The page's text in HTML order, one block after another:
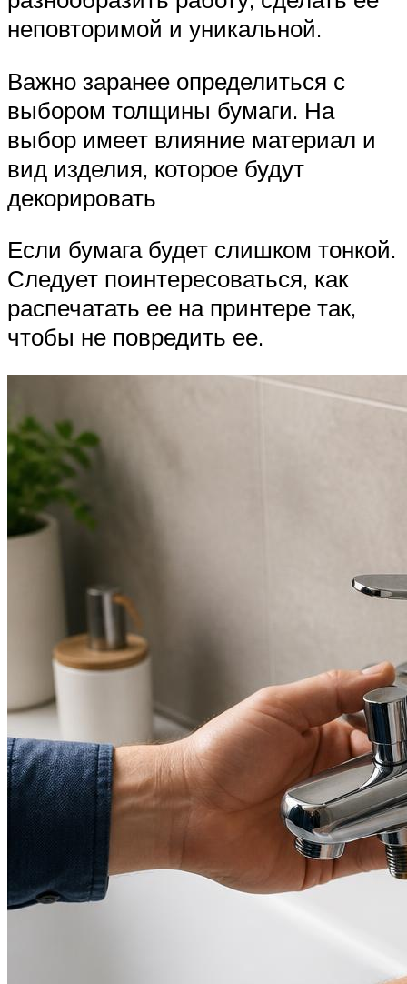
неповторимой и уникальной.
Важно заранее определиться с
выбором толщины бумаги. На
выбор имеет влияние материал и
вид изделия, которое будут
декорировать
Если бумага будет слишком тонкой.
Следует поинтересоваться, как
распечатать ее на принтере так,
чтобы не повредить ее.